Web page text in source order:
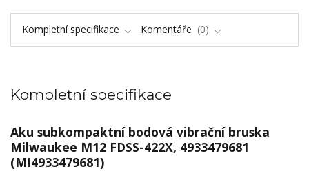
Kompletní specifikace Komentáře 0
Kompletní specifikace
Aku subkompaktní bodová vibrační bruska
Milwaukee M12 FDSS-422X, 4933479681
(MI4933479681)